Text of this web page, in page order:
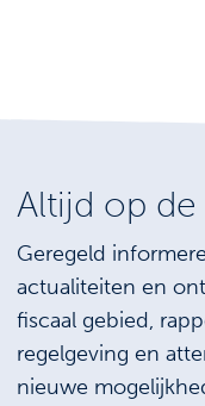
Altijd op
Geregeld
actualiteiten en
fiscaal gebied,
regelgeving en
nieuwe